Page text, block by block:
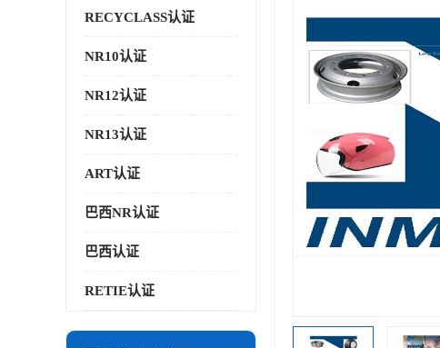
RECYCLASS认证
NR10认证
NR12认证
NR13认证
ART认证
巴西NR认证
巴西认证
RETIE认证